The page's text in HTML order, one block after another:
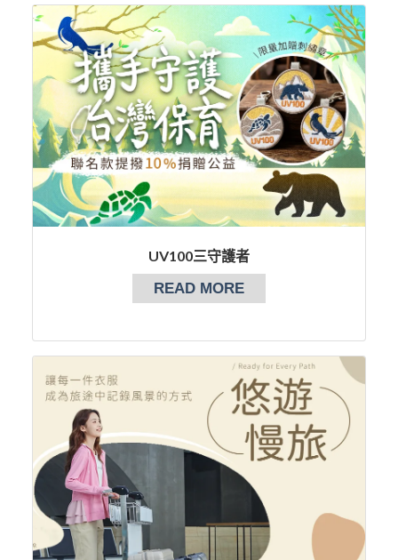
UV100三守護者
READ MORE